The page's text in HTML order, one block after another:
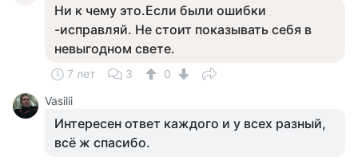
Ни к чему это.Если были ошибки
-исправляй. Не стоит показывать себя в
невыгодном свете.
7 лет 3
0
Vasilii
Интересен ответ каждого и у всех разный,
всё ж спасибо.